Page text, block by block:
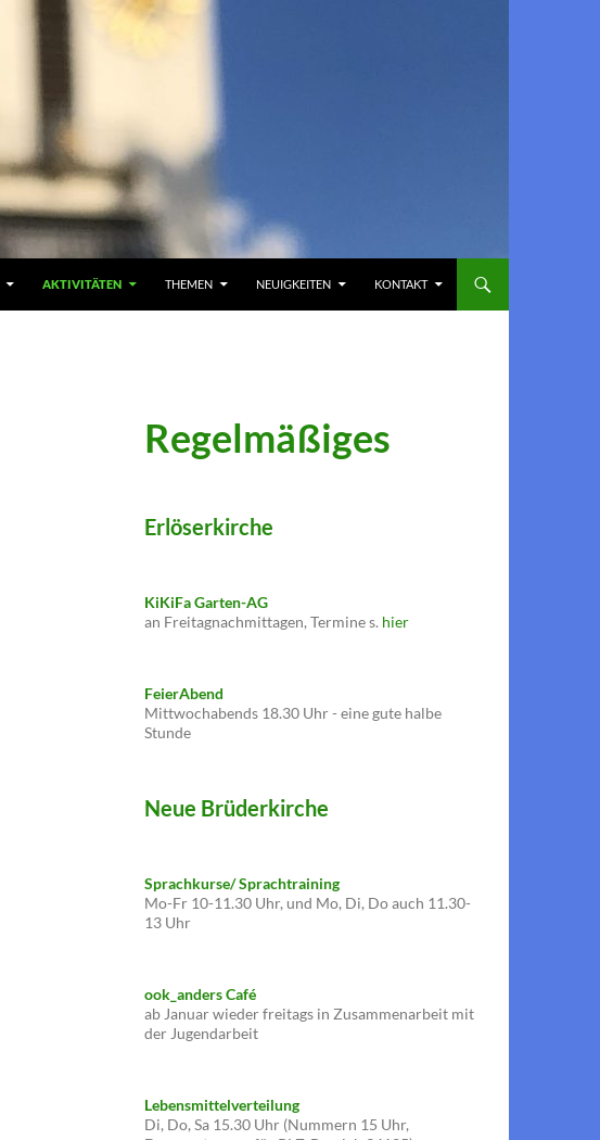
AKTIVITÄTEN THEMEN NEUIGKEITEN KONTAKT
Regelmäßiges
Erlöserkirche
KiKiFa Garten-AG
an Freitagnachmittagen, Termine s. hier
FeierAbend
Mittwochabends 18.30 Uhr - eine gute halbe
Stunde
Neue Brüderkirche
Sprachkurse/ Sprachtraining
Mo-Fr 10-11.30 Uhr, und Mo, Di, Do auch 11.30-
13 Uhr
ook_anders Café
ab Januar wieder freitags in Zusammenarbeit mit
der Jugendarbeit
Lebensmittelverteilung
Di, Do, Sa 15.30 Uhr (Nummern 15 Uhr,